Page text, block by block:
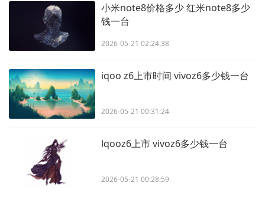
小米note8价格多少 红米note8多少
钱一台
2026-05-21 02:24:38
iqoo z6上市时间 vivoz6多少钱一台
2026-05-21 00:31:24
lqooz6上市 vivoz6多少钱一台
2026-05-21 00:28:59